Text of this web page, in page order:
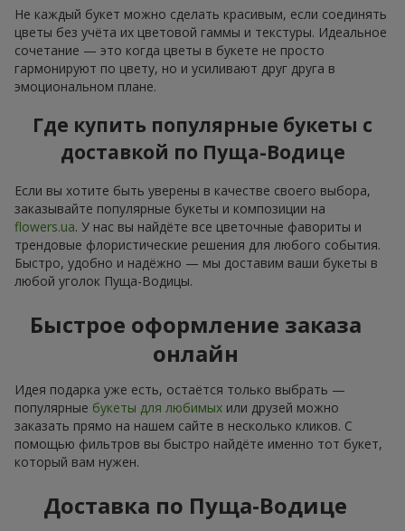
Не каждый букет можно сделать красивым, если соединять
цветы без учёта их цветовой гаммы и текстуры. Идеальное
сочетание — это когда цветы в букете не просто
гармонируют по цвету, но и усиливают друг друга в
эмоциональном плане.
Где купить популярные букеты с
доставкой по Пуща-Водице
Если вы хотите быть уверены в качестве своего выбора,
заказывайте популярные букеты и композиции на
flowers.ua. У нас вы найдёте все цветочные фавориты и
трендовые флористические решения для любого события.
Быстро, удобно и надёжно — мы доставим ваши букеты в
любой уголок Пуща-Водицы.
Быстрое оформление заказа
онлайн
Идея подарка уже есть, остаётся только выбрать —
популярные букеты для любимых или друзей можно
заказать прямо на нашем сайте в несколько кликов. С
помощью фильтров вы быстро найдёте именно тот букет,
который вам нужен.
Доставка по Пуща-Водице